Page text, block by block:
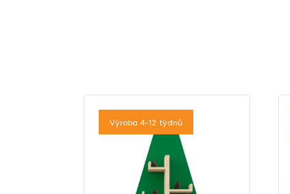
Výroba 4-12. týdnů